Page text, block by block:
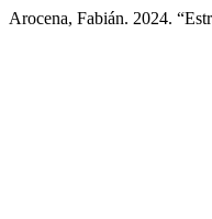
Arocena, Fabián. 2024.